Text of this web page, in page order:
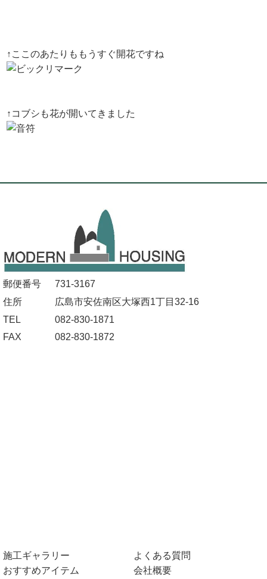
↑ここのあたりももうすぐ開花ですね
↑コブシも花が開いてきました
郵便番号
731-3167
住所
広島市安佐南区大塚西1丁目32-16
TEL
082-830-1871
FAX
082-830-1872
施工ギャラリー
おすすめアイテム
よくある質問
会社概要